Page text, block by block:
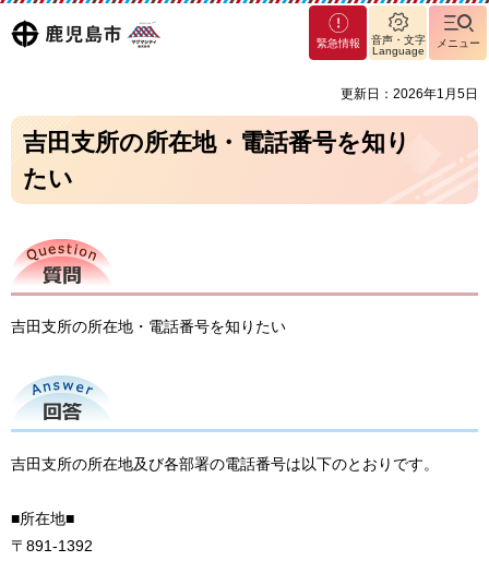
鹿児島
マグ
マシ
緊急情報
音声・文字
Language
メニュー
更新日：2026年1月5日
吉田支所の所在地・電話番号を知り
たい
質問
吉田支所の所在地・電話番号を知りたい
回答
吉田支所の所在地及び各部署の電話番号は以下のとおりです。
■所在地■
〒891-1392